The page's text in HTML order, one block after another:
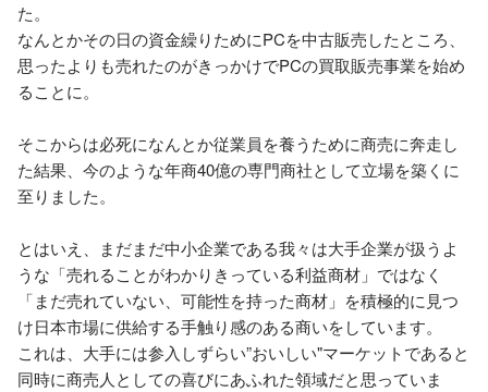
た。
なんとかその日の資金繰りためにPCを中古販売したところ、
思ったよりも売れたのがきっかけでPCの買取販売事業を始め
ることに。
そこからは必死になんとか従業員を養うために商売に奔走し
た結果、今のような年商40億の専門商社として立場を築くに
至りました。
とはいえ、まだまだ中小企業である我々は大手企業が扱うよ
うな「売れることがわかりきっている利益商材」ではなく
「まだ売れていない、可能性を持った商材」を積極的に見つ
け日本市場に供給する手触り感のある商いをしています。
これは、大手には参入しずらい”おいしい"マーケットであると
同時に商売人としての喜びにあふれた領域だと思っていま